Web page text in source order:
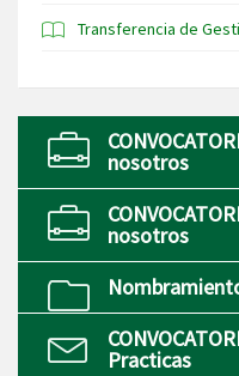
Transferencia de
nosotros
nosotros
Practicas